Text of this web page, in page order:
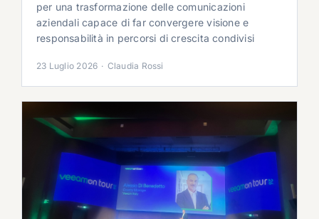
per una trasformazione delle comunicazioni
aziendali capace di far convergere visione e
responsabilità in percorsi di crescita condivisi
23 Luglio 2026 · Claudia Rossi